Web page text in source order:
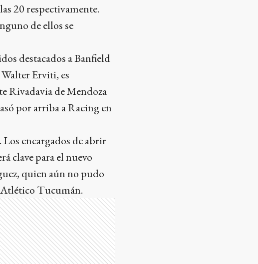
20 respectivamente.
de ellos se
destacados a Banfield
Erviti, es
Rivadavia de Mendoza
por arriba a Racing en
Los encargados de abrir
clave para el nuevo
quien aún no pudo
Atlético Tucumán.